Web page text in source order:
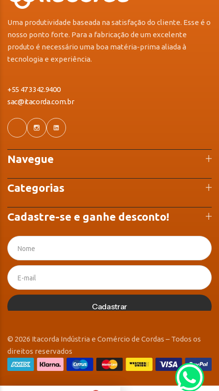
Uma produtividade baseada na satisfação do cliente. Esse é o
nosso ponto forte. Para a fabricação de um excelente
produto é necessário uma boa matéria-prima aliada à
tecnologia e experiência.
+55 47 3342.9400
sac@itacorda.com.br
Navegue
Categorias
Cadastre-se e ganhe desconto!
Cadastrar
© 2026 Itacorda Indústria e Comércio de Cordas – Todos os
direitos reservados